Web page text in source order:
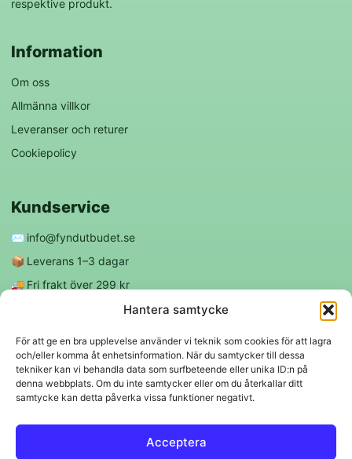
Hantera samtycke
För att ge en bra upplevelse använder vi teknik som cookies för att lagra
och/eller komma åt enhetsinformation. När du samtycker till dessa
tekniker kan vi behandla data som surfbeteende eller unika ID:n på
denna webbplats. Om du inte samtycker eller om du återkallar ditt
samtycke kan detta påverka vissa funktioner negativt.
Acceptera
respektive produkt.
Information
Om oss
Allmänna villkor
Leveranser och returer
Cookiepolicy
Kundservice
✉️ info@fyndutbudet.se
📦 Leverans 1–3 dagar
🚚 Fri frakt över 299 kr
Följ oss
f ◎
Trygga betalningar